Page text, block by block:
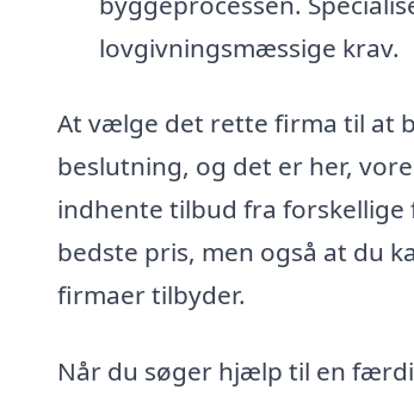
lovgivningsmæssige krav.
At vælge det rette firma til at
beslutning, og det er her,
indhente tilbud fra
bedste pris, men også at du
firmaer tilbyder.
Når du søger hjælp til en